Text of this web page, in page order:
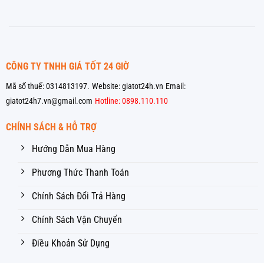
CÔNG TY TNHH GIÁ TỐT 24 GIỜ
Mã số thuế: 0314813197. Website: giatot24h.vn Email:
giatot24h7.vn@gmail.com Hotline: 0898.110.110
CHÍNH SÁCH & HỖ TRỢ
Hướng Dẫn Mua Hàng
Phương Thức Thanh Toán
Chính Sách Đổi Trả Hàng
Chính Sách Vận Chuyển
Điều Khoản Sử Dụng